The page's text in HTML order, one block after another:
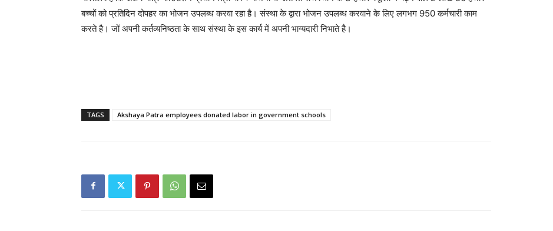
बच्चों को प्रतिदिन दोपहर का भोजन उपलब्ध करवा रहा है। संस्था के द्वारा भोजन उपलब्ध करवाने के लिए लगभग 950 कर्मचारी काम
करते है। जों अपनी कर्तव्यनिष्ठता के साथ संस्था के इस कार्य में अपनी भाग्यदारी निभाते है।
TAGS Akshaya Patra employees donated labor in government schools